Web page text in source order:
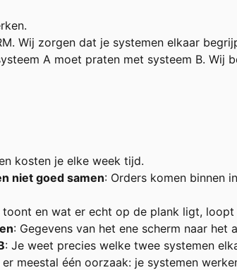
Wij zorgen dat je systemen elkaar
A moet praten met systeem B. Wij
kosten je elke week tijd.
niet goed samen: Orders komen binnen
toont en wat er echt op de plank ligt,
: Gegevens van het ene scherm naar
: Je weet precies welke twee systemen
meestal één oorzaak: je systemen